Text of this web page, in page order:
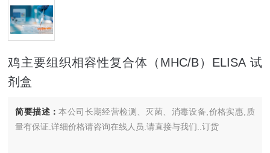
鸡主要组织相容性复合体（MHC/B）ELISA 试
剂盒
简要描述：本公司长期经营检测、灭菌、消毒设备,价格实惠,质
量有保证.详细价格请咨询在线人员.请直接与我们..订货